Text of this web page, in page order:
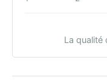
La qualité